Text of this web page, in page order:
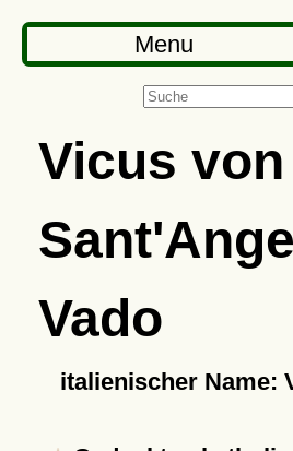
Menu
Vicus von
Vado
italienischer Name: